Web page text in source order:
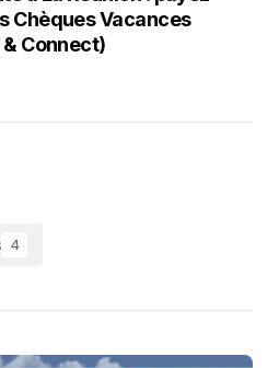
Chèques Vacances
Connect)
4